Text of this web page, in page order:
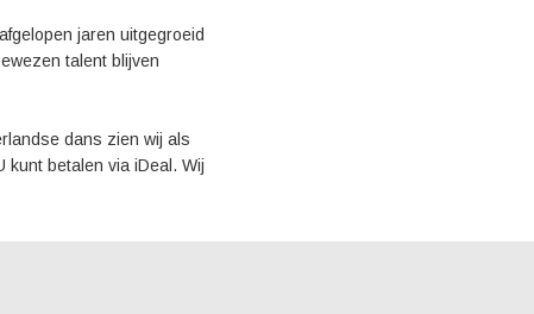
jaren uitgegroeid
talent blijven
dans zien wij als
kunt betalen via iDeal. Wij